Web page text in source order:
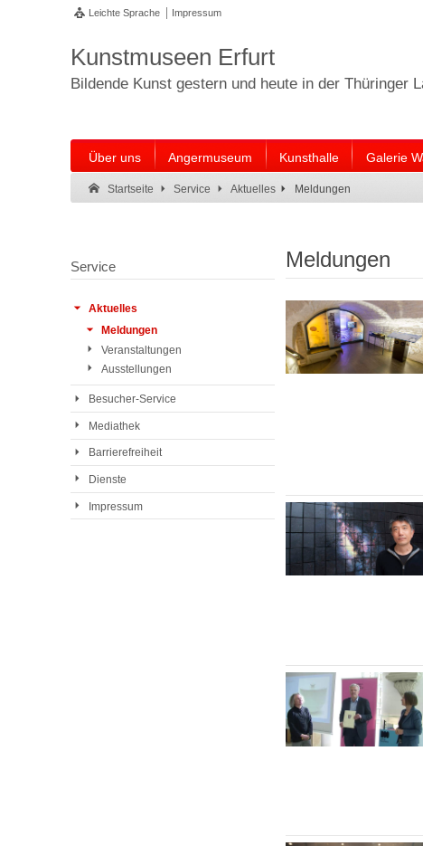
Leichte Sprache Impressum
Kunstmuseen Erfurt
Bildende Kunst gestern und heute in der Thüringer
Über uns Angermuseum Kunsthalle Galerie
Startseite Service Aktuelles Meldungen
Suche:
Suche Ende.
Meldungen
Service
Aktuelles
Meldungen
Veranstaltungen
Ausstellungen
Besucher-Service
Mediathek
Barrierefreiheit
Dienste
Impressum